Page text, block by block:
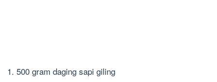
1. 500 gram daging sapi giling